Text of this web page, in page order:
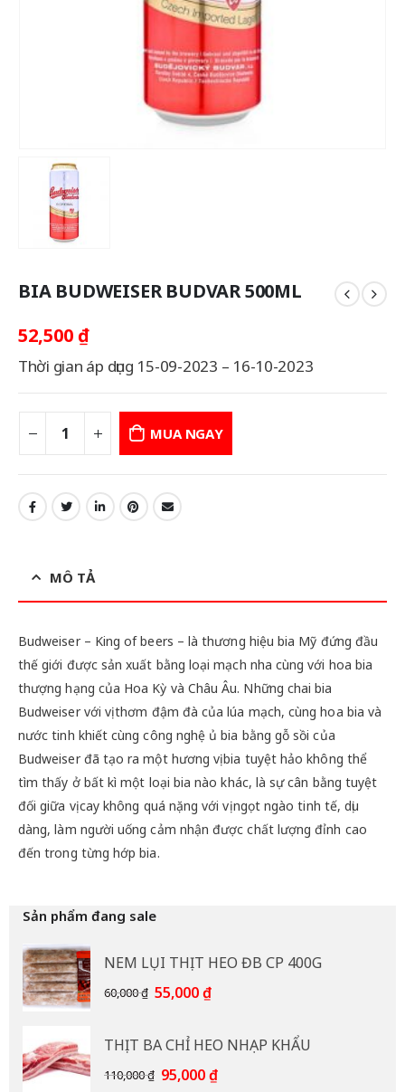
BIA BUDWEISER BUDVAR 500ML
52,500 ₫
Thời gian áp dụng 15-09-2023 – 16-10-2023
MUA NGAY
MÔ TẢ
Budweiser – King of beers – là thương hiệu bia Mỹ đứng đầu
thế giới được sản xuất bằng loại mạch nha cùng với hoa bia
thượng hạng của Hoa Kỳ và Châu Âu. Những chai bia
Budweiser với vị thơm đậm đà của lúa mạch, cùng hoa bia và
nước tinh khiết cùng công nghệ ủ bia bằng gỗ sồi của
Budweiser đã tạo ra một hương vị bia tuyệt hảo không thể
tìm thấy ở bất kì một loại bia nào khác, là sự cân bằng tuyệt
đối giữa vị cay không quá nặng với vị ngọt ngào tinh tế, dịu
dàng, làm người uống cảm nhận được chất lượng đỉnh cao
đến trong từng hớp bia.
Sản phẩm đang sale
NEM LỤI THỊT HEO ĐB CP 400G
60,000₫ Giá
60,000 ₫.
55,000₫Giá
là:
55,000 ₫.
THỊT BA CHỈ HEO NHẠP KHẨU
110,000₫ Giá
95,000₫Giá